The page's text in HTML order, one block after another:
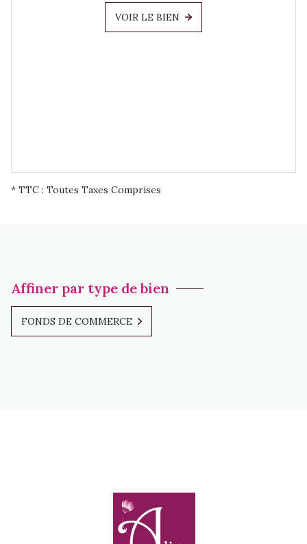
VOIR LE BIEN
* TTC : Toutes Taxes Comprises
Affiner par type de bien
FONDS DE COMMERCE